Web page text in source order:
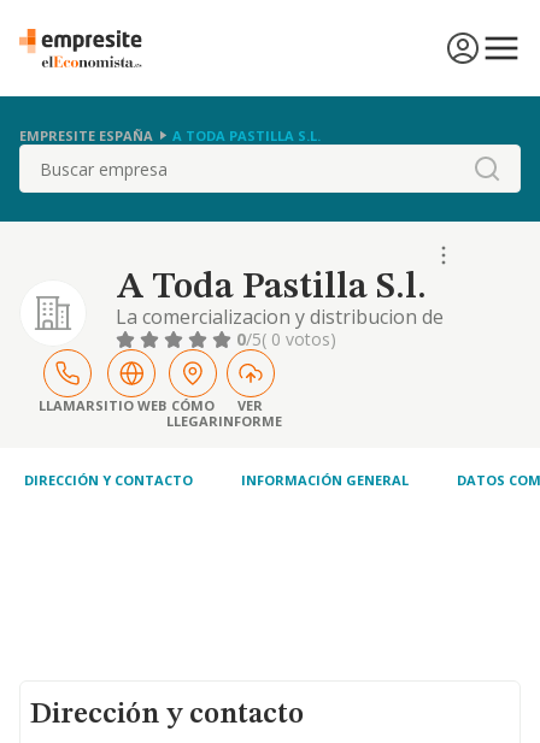
EMPRESITE ESPAÑA A TODA PASTILLA S.L.
Buscar
A Toda Pastilla S.l.
La comercializacion y distribucion de
jabones, productos cosmeticos y accesorios
de banos: compra y venta al por menor y al,
por mayor, de productos de drogueria.
textiles, confeccion, calzado. muebles
0/5( 0 votos)
LLAMARSITIO WEB CÓMO
LLEGAR
VER
INFORME
DIRECCIÓN Y CONTACTO INFORMACIÓN GENERAL DATOS
Dirección y contacto